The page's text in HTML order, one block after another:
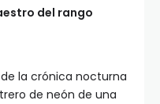
del rango
la crónica nocturna
de neón de una